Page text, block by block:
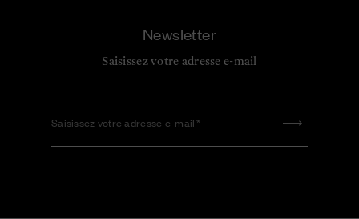
Newsletter
Saisissez votre adresse e-mail
Saisissez votre adresse e-mail